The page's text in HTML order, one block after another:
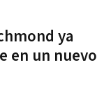
ya
en un nuevo